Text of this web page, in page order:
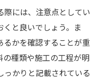
際には、注意点としてい
くと良いでしょう。ま
るかを確認することが重
の種類や施工の工程が明
かりと記載されている